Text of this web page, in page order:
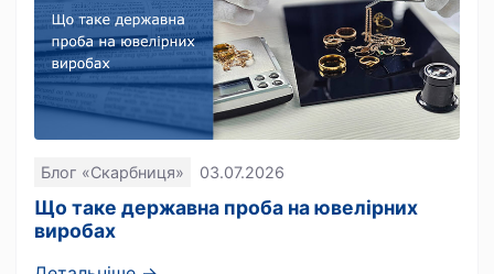
Блог «Скарбниця» 03.07.2026
Що таке державна проба на ювелірних
виробах